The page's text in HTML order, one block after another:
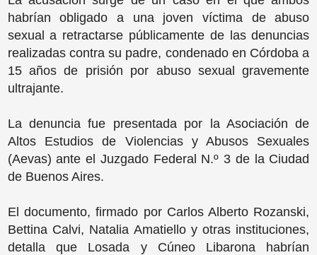
habrían obligado a una joven víctima de abuso
sexual a retractarse públicamente de las denuncias
realizadas contra su padre, condenado en Córdoba a
15 años de prisión por abuso sexual gravemente
ultrajante.
La denuncia fue presentada por la Asociación de
Altos Estudios de Violencias y Abusos Sexuales
(Aevas) ante el Juzgado Federal N.º 3 de la Ciudad
de Buenos Aires.
El documento, firmado por Carlos Alberto Rozanski,
Bettina Calvi, Natalia Amatiello y otras instituciones,
detalla que Losada y Cúneo Libarona habrían